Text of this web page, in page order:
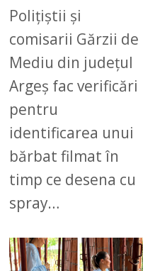
Polițiștii și
comisarii Gărzii de
Mediu din județul
Argeș fac verificări
pentru
identificarea unui
bărbat filmat în
timp ce desena cu
spray…